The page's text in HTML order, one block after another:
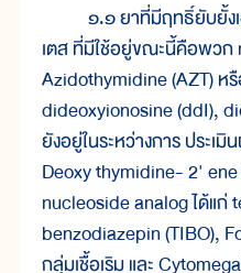
๑.๑ ยาที่มีฤทธิ์ยับยั้งเอ
เตส ที่มีใช้อยู่ขณะนี้คือพวก
Azidothymidine (AZT) ห
dideoxyionosine (ddI),
ยังอยู่ในระหว่างการ ประเ
Deoxy thymidine- 2'
nucleoside analog ได้แก่
benzodiazepin (TIBO),
กลุ่มเชื้อเริม และ